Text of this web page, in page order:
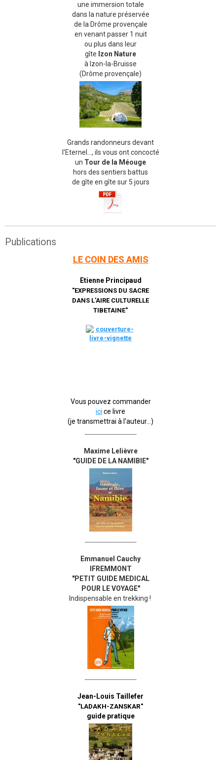
une immersion totale
dans la nature préservée
de la Drôme provençale
en venant passer 1 nuit
ou plus dans leur
gîte Izon Nature
à Izon-la-Bruisse
(Drôme provençale)
Grands randonneurs devant
l'Eternel..., ils vous ont concocté
un Tour de la Méouge
hors des sentiers battus
de gîte en gîte sur 5 jours
Publications
LE COIN DES AMIS
Etienne Principaud
"EXPRESSIONS DU SACRE
DANS L'AIRE CULTURELLE
TIBETAINE"
Vous pouvez commander
ici ce livre
(je transmettrai à l'auteur...)
Maxime Lelièvre
"GUIDE DE LA NAMIBIE"
Emmanuel Cauchy
IFREMMONT
"PETIT GUIDE MEDICAL
POUR LE VOYAGE"
Indispensable en trekking !
Jean-Louis Taillefer
"LADAKH-ZANSKAR"
guide pratique